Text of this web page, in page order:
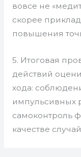
вовсе не
скорее
повышения
5. Итоговая
действий
хода:
импульсивных
самоконтроль
качестве